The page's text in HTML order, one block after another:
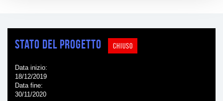
Stato del progetto CHIUSO
Data inizio
18/12/2019
Data fine
30/11/2020